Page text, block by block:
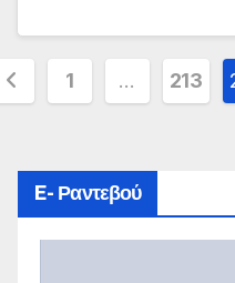
1 … 213
E- Ραντεβού